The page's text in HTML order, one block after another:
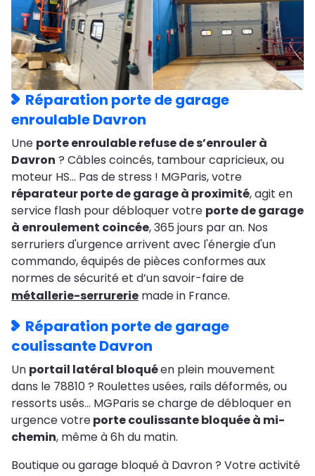
Réparation porte de garage
enroulable Davron
Une porte enroulable refuse de s’enrouler à
Davron ? Câbles coincés, tambour capricieux, ou
moteur HS… Pas de stress ! MGParis, votre
réparateur porte de garage à proximité, agit en
service flash pour débloquer votre porte de garage
à enroulement coincée, 365 jours par an. Nos
serruriers d'urgence arrivent avec l'énergie d'un
commando, équipés de pièces conformes aux
normes de sécurité et d’un savoir-faire de
métallerie-serrurerie made in France.
Réparation porte de garage
coulissante Davron
Un portail latéral bloquéen plein mouvement
dans le 78810 ? Roulettes usées, rails déformés, ou
ressorts usés… MGParis se charge de débloquer en
urgence votreporte coulissante bloquée à mi-
chemin, même à 6h du matin.
Boutique ou garage bloqué à Davron ? Votre activité